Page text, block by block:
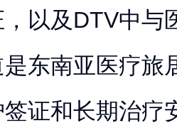
以及DTV中与
东南亚医疗旅
证和长期治疗